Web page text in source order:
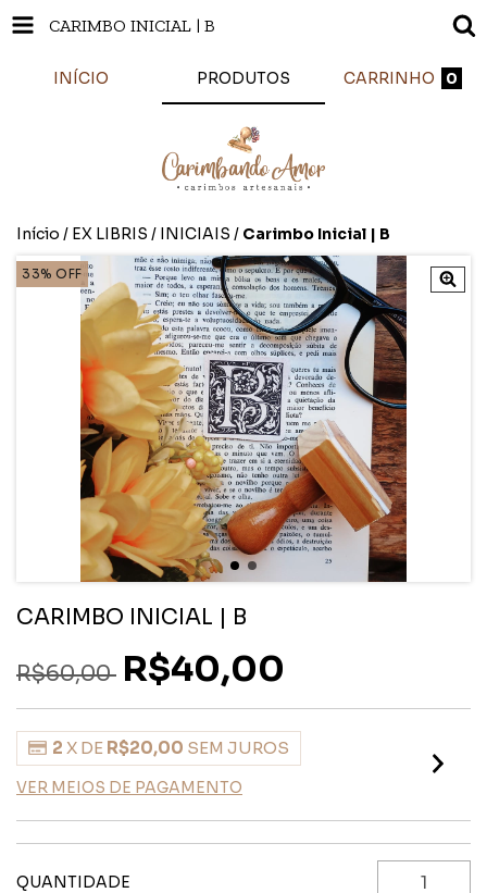
CARIMBO INICIAL | B
INÍCIO PRODUTOS CARRINHO 0
Início / EX LIBRIS / INICIAIS / Carimbo Inicial | B
33% OFF
CARIMBO INICIAL | B
R$60,00 R$40,00
2 X DE R$20,00 SEM JUROS
VER MEIOS DE PAGAMENTO
QUANTIDADE